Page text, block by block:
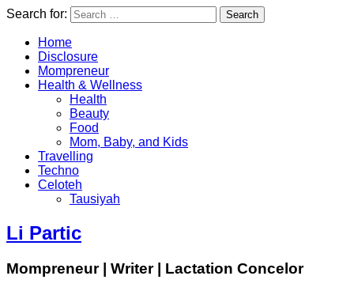
Search for:
Home
Disclosure
Mompreneur
Health & Wellness
Health
Beauty
Food
Mom, Baby, and Kids
Travelling
Techno
Celoteh
Tausiyah
Li Partic
Mompreneur | Writer | Lactation Concelor